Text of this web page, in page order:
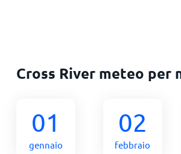
Cross River meteo per
01
gennaio
02
febbraio